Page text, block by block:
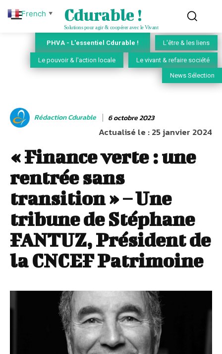
Cdurable !
Solutions pour agir & coopérer avec le Vivant
PHVA - L'essentiel Cdurable ! L'être & les liens
Le pouvoir & l'action locale Le vivant & refaire société
News Sélection
Rédaction Cdurable 6 octobre 2023
Actualisé le :25 janvier 2024
« Finance verte : une
rentrée sans
transition » – Une
tribune de Stéphane
FANTUZ, Président de
la CNCEF Patrimoine
French ▼